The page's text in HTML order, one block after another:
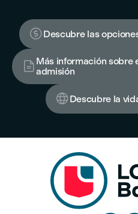
Descubre las
 Más información sobre
admisión
Descubre la